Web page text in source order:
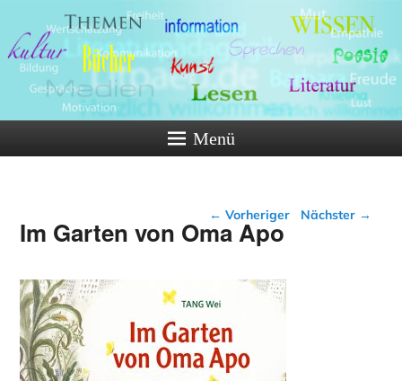
Menü
Beitragsnavigation
← Vorheriger Nächster →
Im Garten von Oma Apo